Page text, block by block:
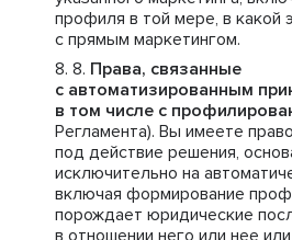
профиля в той мере, в какой
с прямым маркетингом.
Права, связанные
с автоматизированным
в том числе с
Регламента). Вы имеете
под действие решения,
исключительно на
включая формирование
порождает юридические
в отношении него или нее